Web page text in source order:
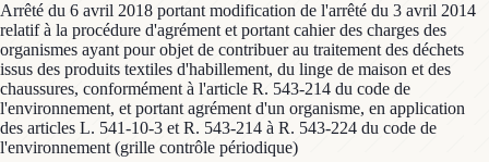
Arrêté du 6 avril 2018 portant modification de l'arrêté du 3 avril 2014
relatif à la procédure d'agrément et portant cahier des charges des
organismes ayant pour objet de contribuer au traitement des déchets
issus des produits textiles d'habillement, du linge de maison et des
chaussures, conformément à l'article R. 543-214 du code de
l'environnement, et portant agrément d'un organisme, en application
des articles L. 541-10-3 et R. 543-214 à R. 543-224 du code de
l'environnement (grille contrôle périodique)